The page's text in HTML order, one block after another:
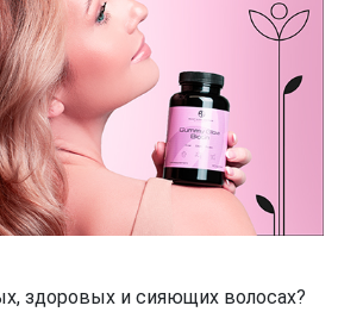
здоровых и сияющих волосах?